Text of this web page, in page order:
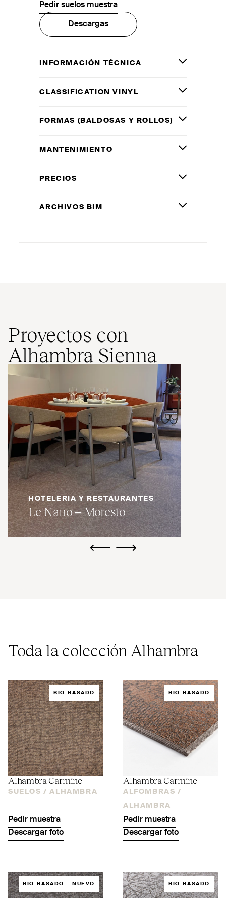
Pedir suelos muestra
Descargas
INFORMACIÓN TÉCNICA
CLASSIFICATION VINYL
FORMAS (BALDOSAS Y ROLLOS)
MANTENIMIENTO
PRECIOS
ARCHIVOS BIM
Proyectos con
Alhambra Sienna
HOTELERIA Y RESTAURANTES
Le Nano – Moresto
ui.previousui.next
Toda la colección Alhambra
BIO-BASADO
Alhambra Carmine
SUELOS / ALHAMBRA
Pedir muestra
Descargar foto
BIO-BASADO
Alhambra Carmine
ALFOMBRAS /
ALHAMBRA
Pedir muestra
Descargar foto
BIO-BASADO NUEVO BIO-BASADO